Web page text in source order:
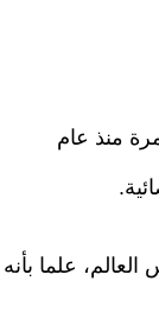
لأول مرة منذ عام
علما بأنه